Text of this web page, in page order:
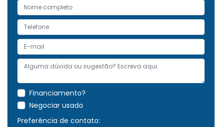
Financiamento?
Negociar usado
Preferência de contato: